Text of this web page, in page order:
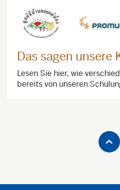
Das sagen unsere
Lesen Sie hier, wie
bereits von unseren